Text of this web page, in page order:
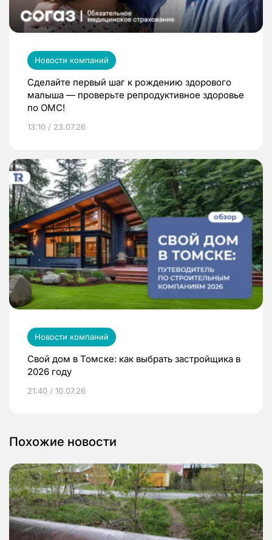
Новости компаний
Сделайте первый шаг к рождению здорового
малыша — проверьте репродуктивное здоровье
по ОМС!
13:10 / 23.07.26
Новости компаний
Свой дом в Томске: как выбрать застройщика в
2026 году
21:40 / 10.07.26
Похожие новости